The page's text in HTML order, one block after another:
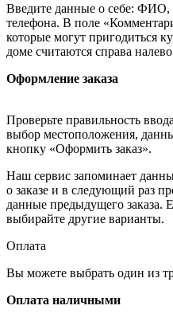
Введите данные о себе: ФИО,
телефона. В поле
которые могут пригодиться
доме считаются справа
Оформление заказа
Проверьте правильность
выбор местоположения,
кнопку «Оформить заказ».
Наш сервис запоминает
о заказе и в следующий раз
данные предыдущего заказа.
выбирайте другие варианты.
Оплата
Вы можете выбрать один из
Оплата наличными